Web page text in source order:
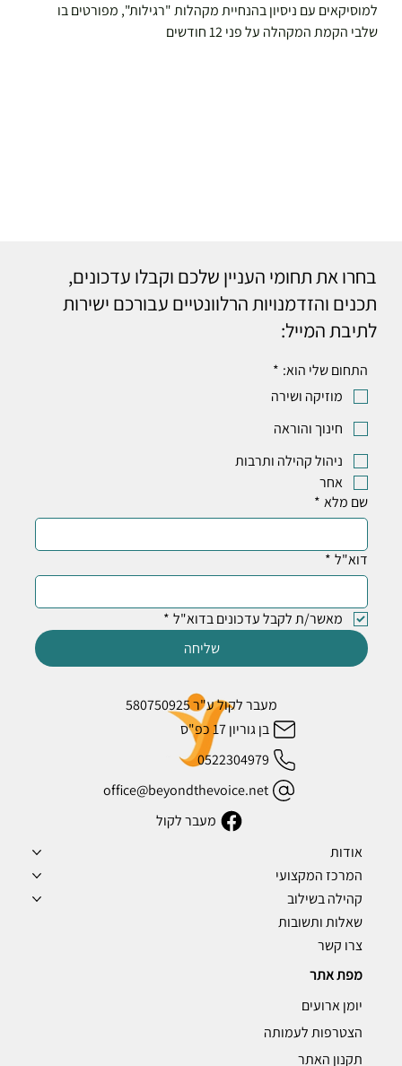
למוסיקאים עם ניסיון בהנחיית מקהלות "רגילות", מפורטים בו
שלבי הקמת המקהלה על פני 12 חודשים
מעבר לקול ע"ר 580750925
בן גוריון 17 כפ"ס
0522304979
office@beyondthevoice.net
מעבר לקול
אודות
המרכז המקצועי
קהילה בשילוב
שאלות ותשובות
צרו קשר
מפת אתר
יומן ארועים
הצטרפות לעמותה
תקנון האתר
בחרו את תחומי העניין שלכם וקבלו עדכונים,
תכנים והזדמנויות הרלוונטיים עבורכם ישירות
לתיבת המייל:
התחום שלי הוא: *
מוזיקה ושירה
חינוך והוראה
ניהול קהילה ותרבות
אחר
שם מלא *
דוא"ל *
מאשר/ת לקבל עדכונים בדוא"ל *
שליחה